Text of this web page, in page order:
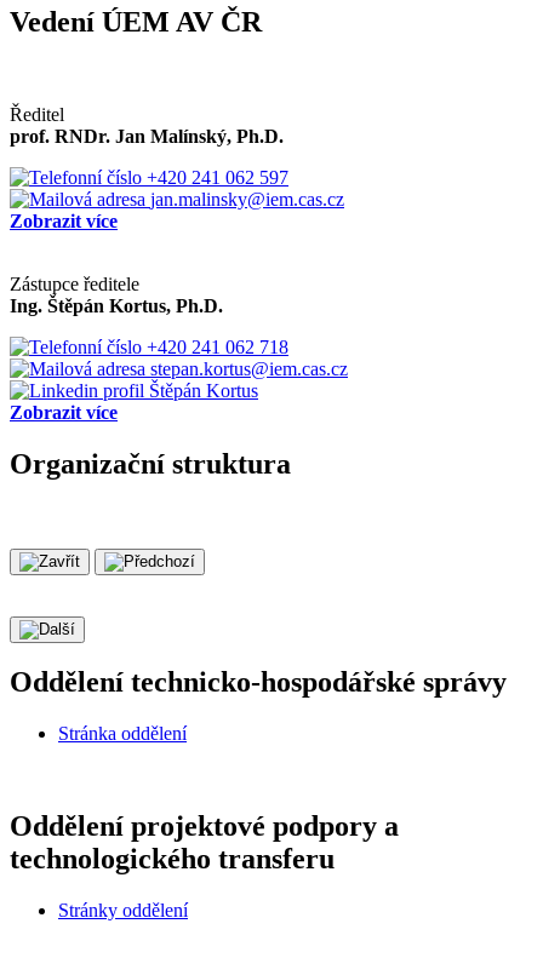
Vedení ÚEM AV ČR
Ředitel
prof. RNDr. Jan Malínský, Ph.D.
+420 241 062 597
jan.malinsky@iem.cas.cz
Zobrazit více
Zástupce ředitele
Ing. Štěpán Kortus, Ph.D.
+420 241 062 718
stepan.kortus@iem.cas.cz
Zobrazit více
Organizační struktura
Oddělení technicko-hospodářské správy
Stránka oddělení
Oddělení projektové podpory a
technologického transferu
Stránky oddělení